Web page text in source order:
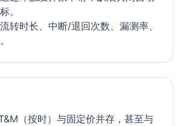
。
转时长、中断/退回次数、漏测率、
（按时）与固定价并存，甚至与